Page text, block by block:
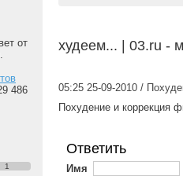
от
486
1
худеем... | 03.ru -
05:25 25-09-2010 /
Похудение и коррекция
Ответить
Имя